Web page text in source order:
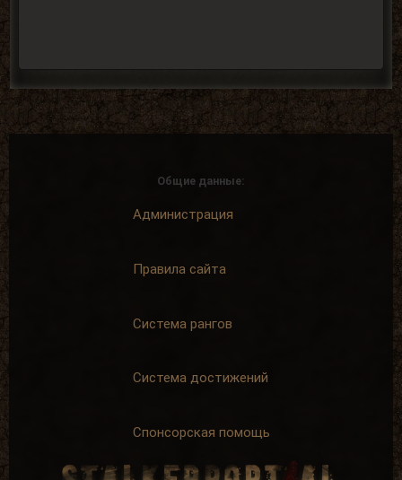
Общие данные:
Администрация
Правила сайта
Система рангов
Система достижений
Спонсорская помощь